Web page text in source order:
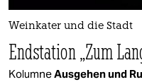
berlin
nord
Weinkater und die Stadt
Endstation „Zum
KolumneAusgehen und